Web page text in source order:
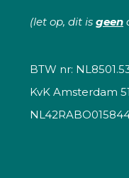
(let op, dit is geen
BTW nr:
KvK Amsterdam